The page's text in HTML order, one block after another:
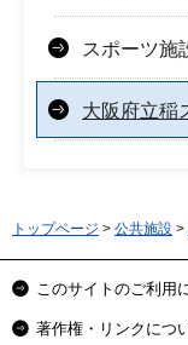
スポーツ施
大阪府立稲
トップページ > 公共施設 >
このサイトのご利用
著作権・リンクにつ